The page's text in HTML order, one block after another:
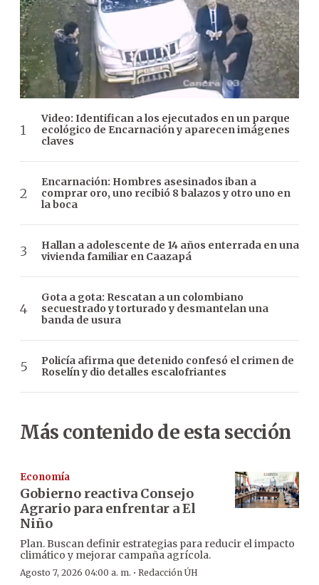
Video: Identifican a los ejecutados en un parque
ecológico de Encarnación y aparecen imágenes
claves
Encarnación: Hombres asesinados iban a
comprar oro, uno recibió 8 balazos y otro uno en
la boca
Hallan a adolescente de 14 años enterrada en una
vivienda familiar en Caazapá
Gota a gota: Rescatan a un colombiano
secuestrado y torturado y desmantelan una
banda de usura
Policía afirma que detenido confesó el crimen de
Roselín y dio detalles escalofriantes
Más contenido de esta sección
Economía
Gobierno reactiva Consejo
Agrario para enfrentar a El
Niño
Plan. Buscan definir estrategias para reducir el impacto
climático y mejorar campaña agrícola.
Agosto 7, 2026 04:00 a. m. · Redacción ÚH